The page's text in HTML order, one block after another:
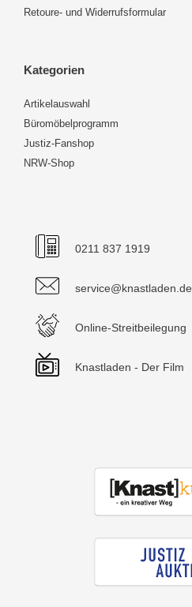
Retoure- und Widerrufsformular
Kategorien
Artikelauswahl
Büromöbelprogramm
Justiz-Fanshop
NRW-Shop
0211 837 1919
service@knastladen.de
Online-Streitbeilegung
Knastladen - Der Film